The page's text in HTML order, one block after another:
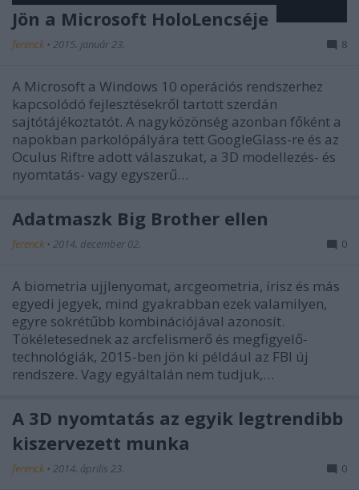
Jön a Microsoft HoloLencséje
ferenck • 2015. január 23. 8
A Microsoft a Windows 10 operációs rendszerhez
kapcsolódó fejlesztésekről tartott szerdán
sajtótájékoztatót. A nagyközönség azonban főként a
napokban parkolópályára tett GoogleGlass-re és az
Oculus Riftre adott válaszukat, a 3D modellezés- és
nyomtatás- vagy egyszerű…
Adatmaszk Big Brother ellen
ferenck • 2014. december 02. 0
A biometria ujjlenyomat, arcgeometria, írisz és más
egyedi jegyek, mind gyakrabban ezek valamilyen,
egyre sokrétűbb kombinációjával azonosít.
Tökéletesednek az arcfelismerő és megfigyelő-
technológiák, 2015-ben jön ki például az FBI új
rendszere. Vagy egyáltalán nem tudjuk,…
A 3D nyomtatás az egyik legtrendibb
kiszervezett munka
ferenck • 2014. április 23. 0